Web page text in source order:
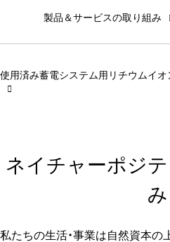
製品＆サービスの取り組み
使用済み蓄電システム用リチウムイ
ネイチャーポジ
み
私たちの生活・事業は自然資本の